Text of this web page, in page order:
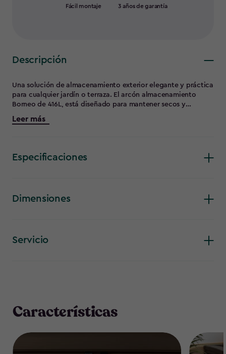
Fácil montaje 3 años de garantía
Descripción
Una solución de almacenamiento exterior elegante y práctica
para cualquier jardín o terraza. El arcón almacenamiento
Borneo de 416L, está diseñado para mantener secos y
ventilados artículos como accesorios de jardín, cojines y
herramientas en cualquier clima. También sirve como banco
automático para facilitar la apertura y lo fácil que es
mantenerlo.
Leer más
Especificaciones
Dimensiones
Servicio
Características